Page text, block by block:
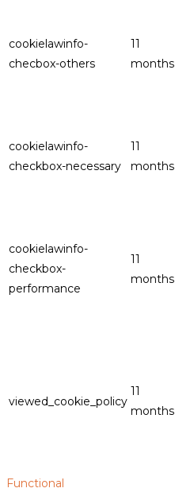
cookielawinfo-
checbox-others
11
months
cookielawinfo-
checkbox-necessary
11
months
cookielawinfo-
checkbox-
performance
11
months
viewed_cookie_policy
11
months
Functional